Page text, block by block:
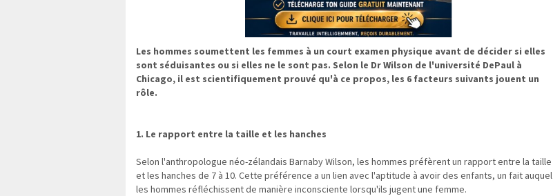
Les hommes soumettent les femmes à un court examen physique avant de décider si elles
sont séduisantes ou si elles ne le sont pas. Selon le Dr Wilson de l'université DePaul à
Chicago, il est scientifiquement prouvé qu'à ce propos, les 6 facteurs suivants jouent un
rôle.
1. Le rapport entre la taille et les hanches
Selon l'anthropologue néo-zélandais Barnaby Wilson, les hommes préfèrent un rapport entre la taille
et les hanches de 7 à 10. Cette préférence a un lien avec l'aptitude à avoir des enfants, un fait auquel
les hommes réfléchissent de manière inconsciente lorsqu'ils jugent une femme.